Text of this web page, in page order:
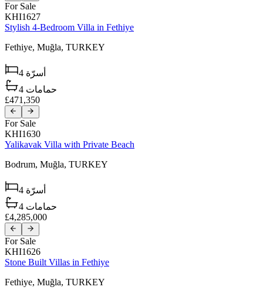
For Sale
KHI1627
Stylish 4-Bedroom Villa in Fethiye
Fethiye, Muğla, TURKEY
4 أسرّة
4 حمامات
£471,350
For Sale
KHI1630
Yalikavak Villa with Private Beach
Bodrum, Muğla, TURKEY
4 أسرّة
4 حمامات
£4,285,000
For Sale
KHI1626
Stone Built Villas in Fethiye
Fethiye, Muğla, TURKEY